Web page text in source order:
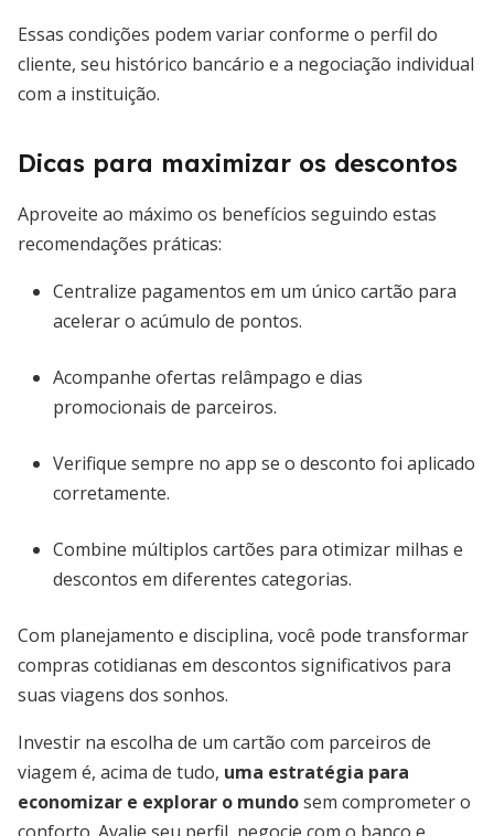
Essas condições podem variar conforme o perfil do
cliente, seu histórico bancário e a negociação individual
com a instituição.
Dicas para maximizar os descontos
Aproveite ao máximo os benefícios seguindo estas
recomendações práticas:
Centralize pagamentos em um único cartão para
acelerar o acúmulo de pontos.
Acompanhe ofertas relâmpago e dias
promocionais de parceiros.
Verifique sempre no app se o desconto foi aplicado
corretamente.
Combine múltiplos cartões para otimizar milhas e
descontos em diferentes categorias.
Com planejamento e disciplina, você pode transformar
compras cotidianas em descontos significativos para
suas viagens dos sonhos.
Investir na escolha de um cartão com parceiros de
viagem é, acima de tudo, uma estratégia para
economizar e explorar o mundosem comprometer o